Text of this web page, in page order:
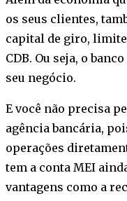
os seus clientes,
capital de giro,
CDB. Ou seja, o
seu negócio.
E você não precisa
agência bancária,
operações
tem a conta MEI
vantagens como a